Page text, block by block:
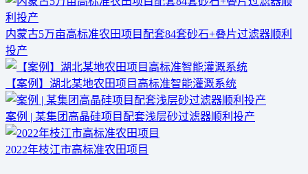
内蒙古5万亩高标准农田项目配套84套砂石+叠片过滤器顺利
投产
【案例】湖北某地农田项目高标准智能灌溉系统
案例 | 某集团高晶硅项目配套浅层砂过滤器顺利投产
2022年枝江市高标准农田项目